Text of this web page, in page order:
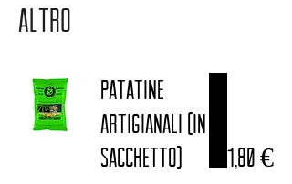
ALTRO
PATATINE
ARTIGIANALI (in
sacchetto)
1,80 €